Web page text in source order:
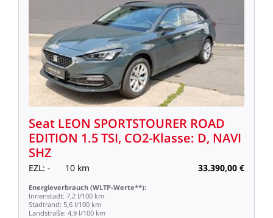
Seat LEON SPORTSTOURER ROAD
EDITION 1.5TSI, CO2-Klasse: D, NAVI
SHZ
EZL: - 10 km 33.390,00 €
Energieverbrauch (WLTP-Werte**):
Innenstadt: 7,2 l/100 km
Stadtrand: 5,6 l/100 km
Landstraße: 4,9 l/100 km